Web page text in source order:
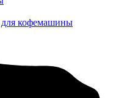
кофемашины